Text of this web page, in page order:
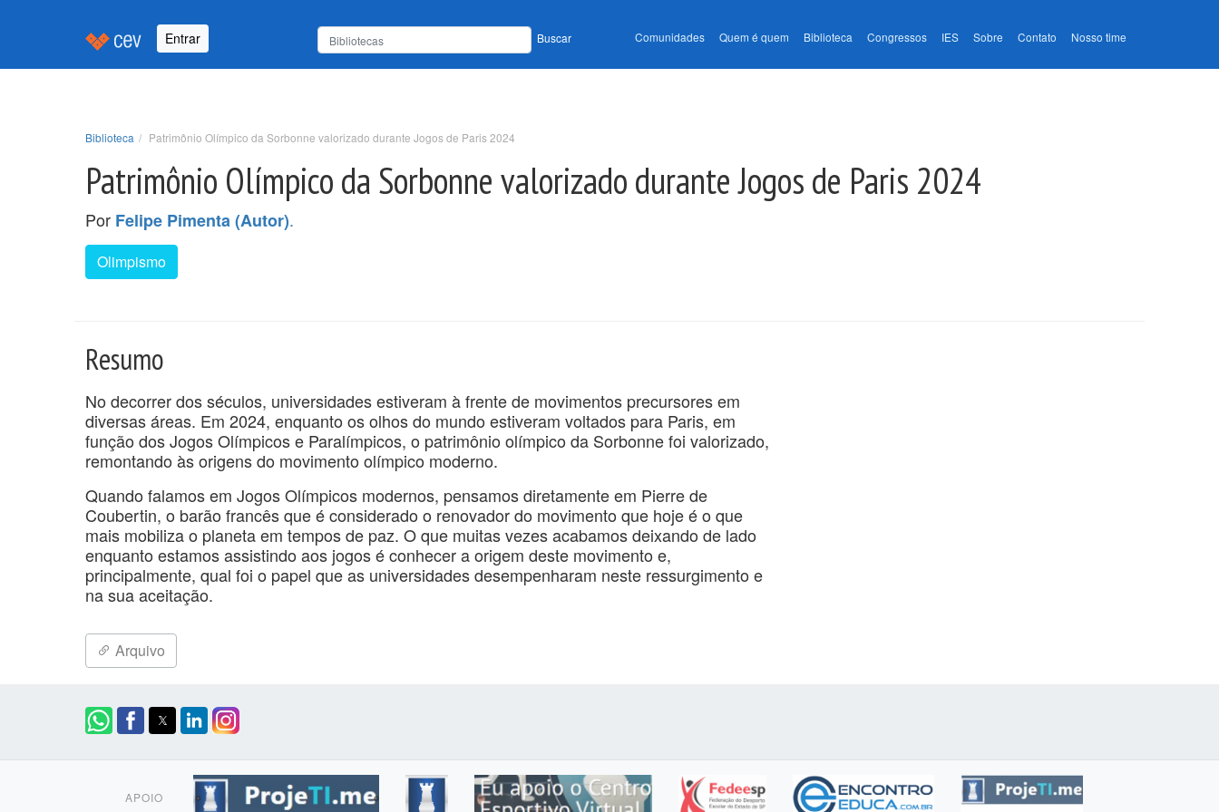
Entrar Buscar Comunidades Quem é quem Biblioteca Congressos IES Sobre Contato Nosso time
Biblioteca Patrimônio Olímpico da Sorbonne valorizado durante Jogos de Paris 2024
Patrimônio Olímpico da Sorbonne valorizado durante Jogos de Paris 2024
Por Felipe Pimenta (Autor).
Olimpismo
Resumo
No decorrer dos séculos, universidades estiveram à frente de movimentos precursores em
diversas áreas. Em 2024, enquanto os olhos do mundo estiveram voltados para Paris, em
função dos Jogos Olímpicos e Paralímpicos, o patrimônio olímpico da Sorbonne foi valorizado,
remontando às origens do movimento olímpico moderno.
Quando falamos em Jogos Olímpicos modernos, pensamos diretamente em Pierre de
Coubertin, o barão francês que é considerado o renovador do movimento que hoje é o que
mais mobiliza o planeta em tempos de paz. O que muitas vezes acabamos deixando de lado
enquanto estamos assistindo aos jogos é conhecer a origem deste movimento e,
principalmente, qual foi o papel que as universidades desempenharam neste ressurgimento e
na sua aceitação.
Arquivo
APOIO